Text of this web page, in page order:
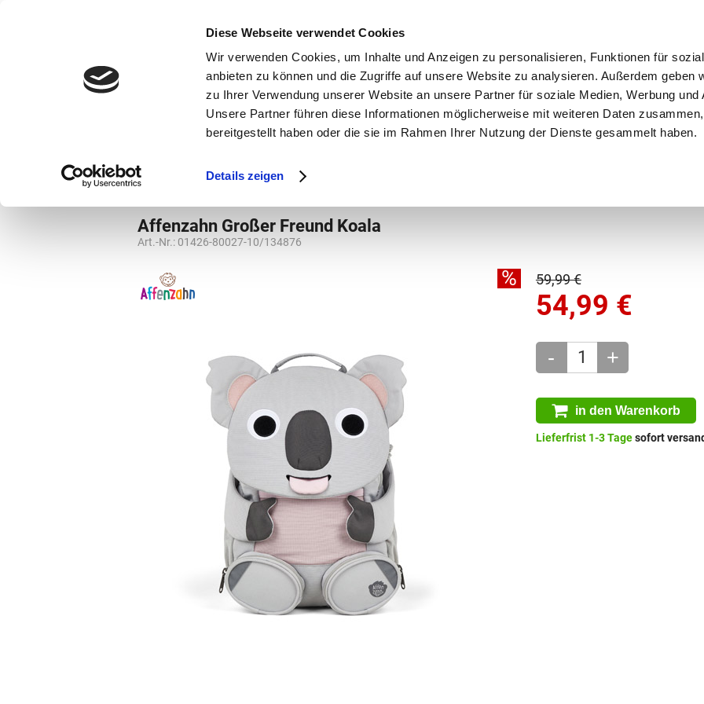
Diese Webseite verwendet Cookies
Wir verwenden Cookies, um Inhalte und Anzeigen zu personalisieren, Funktionen für
anbieten zu können und die Zugriffe auf unsere Website zu analysieren. Außerdem geben
zu Ihrer Verwendung unserer Website an unsere Partner für soziale Medien, Werbung und
Unsere Partner führen diese Informationen möglicherweise mit weiteren Daten
bereitgestellt haben oder die sie im Rahmen Ihrer Nutzung der Dienste gesammelt haben.
Details zeigen
bestellen und ausdrucken
3 x täglich an Werktagen!
Affenzahn Großer Freund Koala
Art.-Nr.:01426-80027-10/134876
% 59,99 €
54,99 €
- +
in den Warenkorb
Lieferfrist 1-3 Tagesofort